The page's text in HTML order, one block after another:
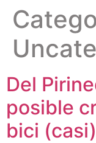
Del
posible
bici